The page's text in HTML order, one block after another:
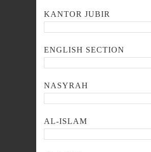
KANTOR JUBIR
ENGLISH SECTION
NASYRAH
AL-ISLAM